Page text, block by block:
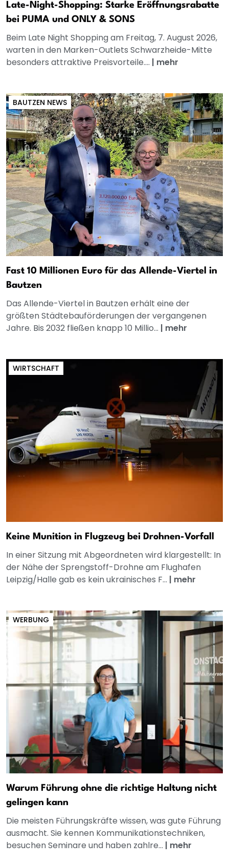
Late-Night-Shopping: Starke Eröffnungsrabatte
bei PUMA und ONLY & SONS
Beim Late Night Shopping am Freitag, 7. August 2026,
warten in den Marken-Outlets Schwarzheide-Mitte
besonders attraktive Preisvorteile.... | mehr
BAUTZEN NEWS
Fast 10 Millionen Euro für das Allende-Viertel in
Bautzen
Das Allende-Viertel in Bautzen erhält eine der
größten Städtebauförderungen der vergangenen
Jahre. Bis 2032 fließen knapp 10 Millio... | mehr
WIRTSCHAFT
Keine Munition in Flugzeug bei Drohnen-Vorfall
In einer Sitzung mit Abgeordneten wird klargestellt: In
der Nähe der Sprengstoff-Drohne am Flughafen
Leipzig/Halle gab es kein ukrainisches F... | mehr
WERBUNG
Warum Führung ohne die richtige Haltung nicht
gelingen kann
Die meisten Führungskräfte wissen, was gute Führung
ausmacht. Sie kennen Kommunikationstechniken,
besuchen Seminare und haben zahlre... | mehr